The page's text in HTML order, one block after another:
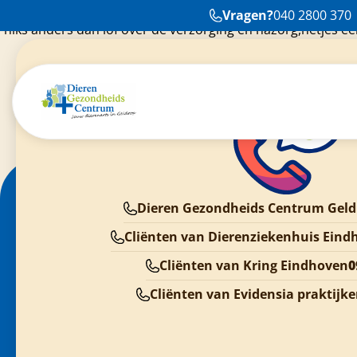
Vragen?040 2800 370
niks anders dan lof over de verzorging en nazorg,netjes
goede uitleg rondom de nazorg.En niet
Dieren Gezondheids Centrum
Cliënten van Dierenziekenhuis
Cliënten van Kring Eindhoven
Cliënten van Evidensia